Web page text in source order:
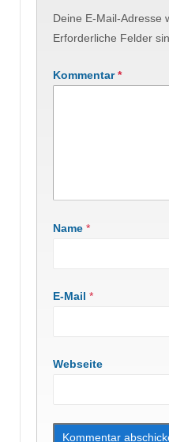
Deine E-Mail-Adresse
Erforderliche Felder
Kommentar*
Name *
E-Mail *
Webseite